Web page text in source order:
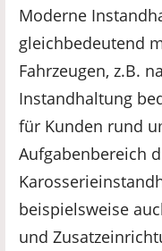
Moderne
gleichbedeutend
Fahrzeugen, z.B.
Instandhaltung
für Kunden rund
Aufgabenbereich
beispielsweise
und